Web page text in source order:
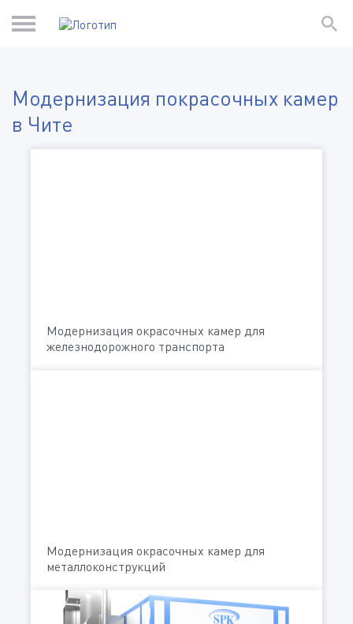
Модернизация покрасочных камер
в Чите
Модернизация окрасочных камер для
железнодорожного транспорта
Модернизация окрасочных камер для
металлоконструкций